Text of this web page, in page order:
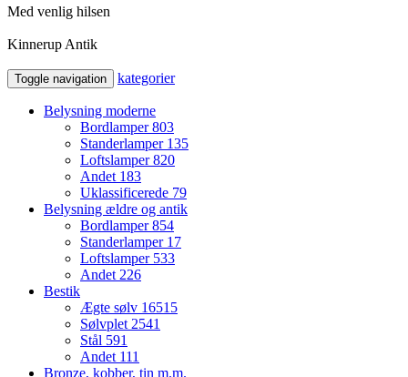
Med venlig hilsen
Kinnerup Antik
Toggle navigation kategorier
Belysning moderne
Bordlamper803
Standerlamper 135
Loftslamper820
Andet 183
Uklassificerede 79
Belysning ældre og antik
Bordlamper854
Standerlamper 17
Loftslamper 533
Andet226
Bestik
Ægte sølv 16515
Sølvplet2541
Stål 591
Andet 111
Bronze, kobber, tin m.m.